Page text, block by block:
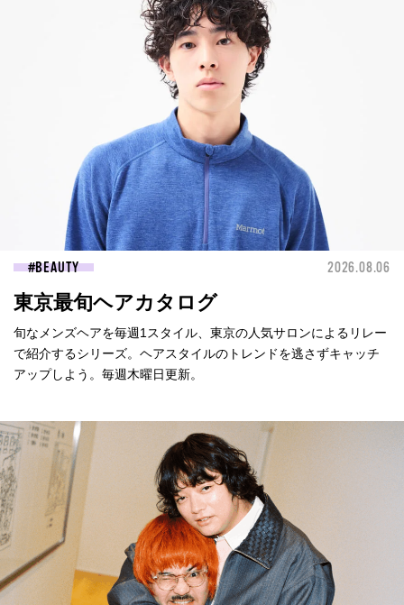
BEAUTY 2026.08.06
東京最旬ヘアカタログ
旬なメンズヘアを毎週1スタイル、東京の人気サロンによるリレー
で紹介するシリーズ。ヘアスタイルのトレンドを逃さずキャッチ
アップしよう。毎週木曜日更新。